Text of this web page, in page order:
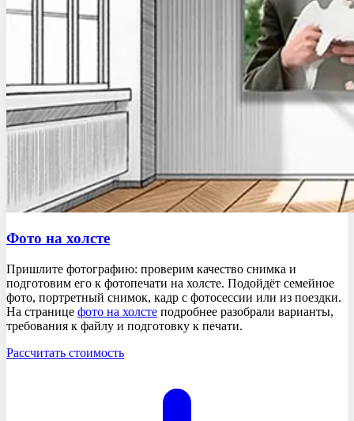
Фото на холсте
Пришлите фотографию: проверим качество снимка и
подготовим его к фотопечати на холсте. Подойдёт семейное
фото, портретный снимок, кадр с фотосессии или из поездки.
На странице фото на холсте подробнее разобрали варианты,
требования к файлу и подготовку к печати.
Рассчитать стоимость